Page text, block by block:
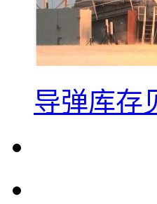
导弹库存